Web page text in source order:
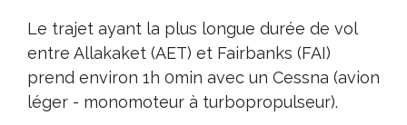
Le trajet ayant la plus longue durée de vol
entre Allakaket (AET) et Fairbanks (FAI)
prend environ 1h 0min avec un Cessna (avion
léger - monomoteur à turbopropulseur).